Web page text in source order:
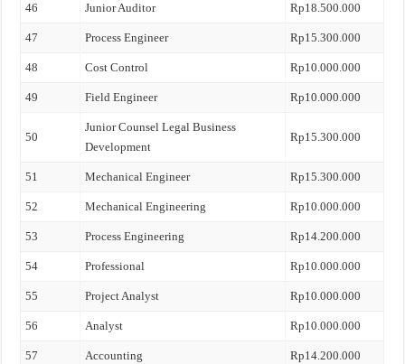
46 Junior Auditor Rp18.500.000
47 Process Engineer Rp15.300.000
48 Cost Control Rp10.000.000
49 Field Engineer Rp10.000.000
50
Junior Counsel Legal Business
Development
Rp15.300.000
51 Mechanical Engineer Rp15.300.000
52 Mechanical Engineering Rp10.000.000
53 Process Engineering Rp14.200.000
54 Professional Rp10.000.000
55 Project Analyst Rp10.000.000
56 Analyst Rp10.000.000
57 Accounting Rp14.200.000